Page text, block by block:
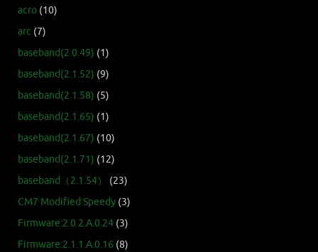
acro (10)
arc (7)
baseband(2.0.49) (1)
baseband(2.1.52) (9)
baseband(2.1.58) (5)
baseband(2.1.65) (1)
baseband(2.1.67) (10)
baseband(2.1.71) (12)
baseband（2.1.54）
(23)
CM7 Modified Speedy (3)
Firmware:2.0.2.A.0.24 (3)
Firmware:2.1.1.A.0.16 (8)